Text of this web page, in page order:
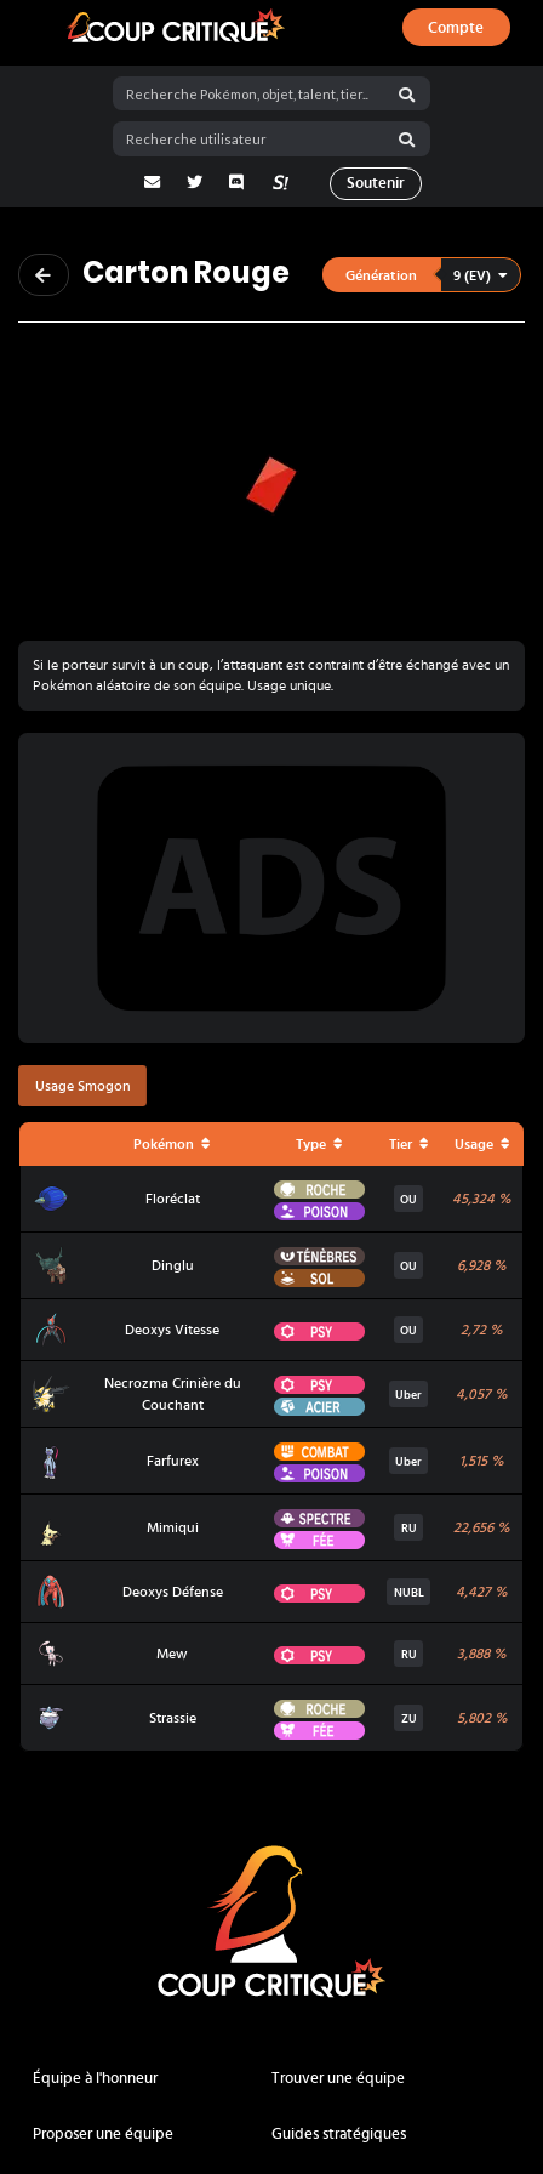
Coup Critique
Compte
adresse email
Twitter Discord La Salty Room sur Pokémon
Soutenir
Carton Rouge Génération 9 (EV)
Si le porteur survit à un coup, l’attaquant est contraint d’être échangé avec un
Pokémon aléatoire de son équipe. Usage unique.
Usage Smogon
Pokémon Type Tier Usage
Floréclat
Roche
Poison
OU 45,324 %
Dinglu
Ténèbres
Sol
OU 6,928%
Deoxys Vitesse Psy OU 2,72%
Necrozma Crinière du Couchant
Necrozma Crinière du
Couchant
Psy
Acier
Uber 4,057%
Farfurex
Combat
Poison
Uber 1,515%
Mimiqui
Spectre
Fée
RU 22,656%
Deoxys Défense Psy NUBL 4,427%
Mew Psy RU 3,888%
Strassie
Roche
Fée
ZU 5,802%
Équipe à l'honneur Trouver une équipe
Proposer une équipe Guides stratégiques